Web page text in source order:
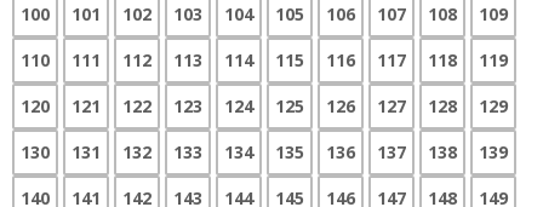
100
101 102 103 104 105 106 107 108
109
110
111 112 113 114 115 116 117 118
119
120
121 122 123 124 125 126 127 128
129
130
131 132 133 134 135 136 137 138
139
140
141 142 143 144 145 146 147 148 149